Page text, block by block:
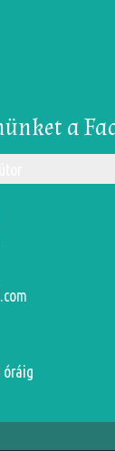
a
óráig